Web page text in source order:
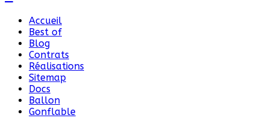
Accueil
Best of
Blog
Contrats
Réalisations
Sitemap
Docs
Ballon
Gonflable